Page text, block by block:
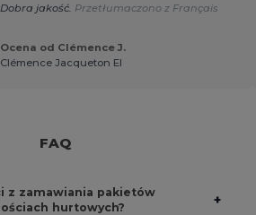
Dobra jakość. Przetłumaczono z Français
Ocena od Clémence J.
Clémence Jacqueton EI
FAQ
z zamawiania pakietów
hurtowych?
+